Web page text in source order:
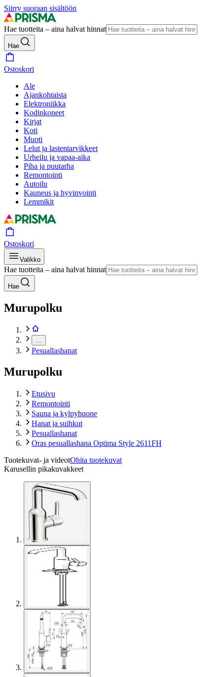
Siirry suoraan sisältöön
Hae tuotteita – aina halvat hinnat
Hae
Ostoskori
Ale
Ajankohtaista
Elektroniikka
Kodinkoneet
Kirjat
Koti
Muoti
Lelut ja lastentarvikkeet
Urheilu ja vapaa-aika
Piha ja puutarha
Remontointi
Autoilu
Kauneus ja hyvinvointi
Lemmikit
Ostoskori
Valikko
Hae tuotteita – aina halvat hinnat
Hae
Murupolku
Pesuallashanat
Murupolku
Etusivu
Remontointi
Sauna ja kylpyhuone
Hanat ja suihkut
Pesuallashanat
Oras pesuallashana Optima Style 2611FH
Tuotekuvat- ja videotOhita tuotekuvat
Karusellin pikakuvakkeet